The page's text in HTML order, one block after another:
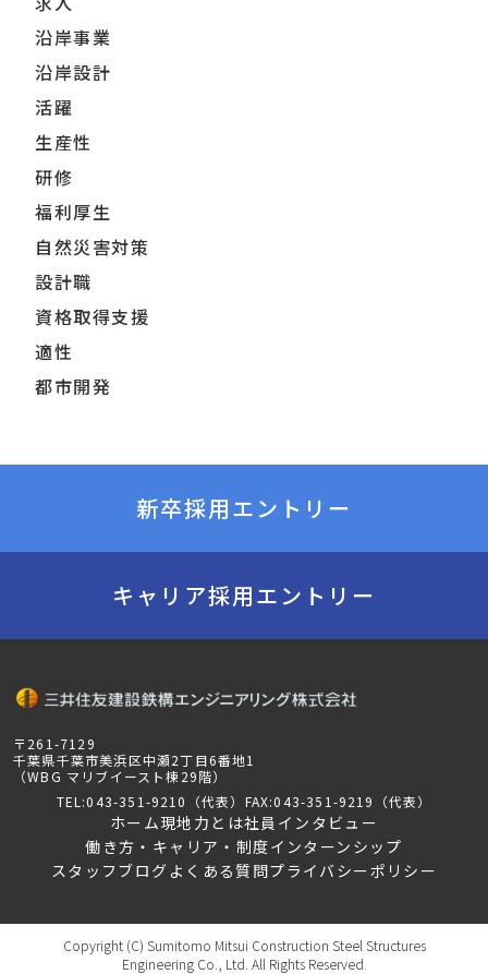
沿岸事業
沿岸設計
活躍
生産性
研修
福利厚生
自然災害対策
設計職
資格取得支援
適性
都市開発
新卒採用エントリー
キャリア採用エントリー
〒261-7129
千葉県千葉市美浜区中瀬2丁目6番地1
（WBG マリブイースト棟29階）
TEL:043-351-9210（代表） FAX:043-351-9219（代表）
ホーム現地力とは社員インタビュー
働き方・キャリア・制度インターンシップ
スタッフブログ よくある質問プライバシーポリシー
Copyright (C) Sumitomo Mitsui Construction Steel Structures
Engineering Co., Ltd. All Rights Reserved.